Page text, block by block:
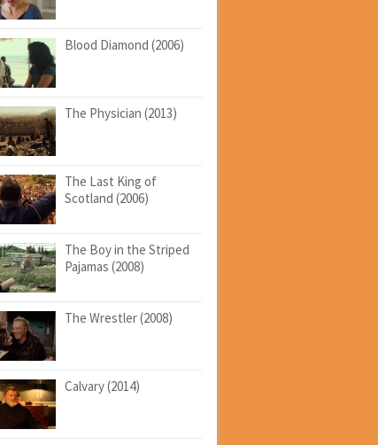
Blood Diamond (2006)
The Physician (2013)
The Last King of
Scotland (2006)
The Boy in the Striped
Pajamas (2008)
The Wrestler (2008)
Calvary (2014)